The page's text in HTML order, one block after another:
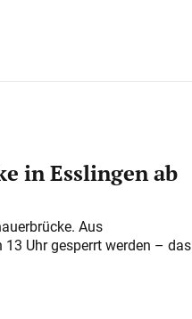
in Esslingen ab
Aus
Uhr gesperrt werden – das